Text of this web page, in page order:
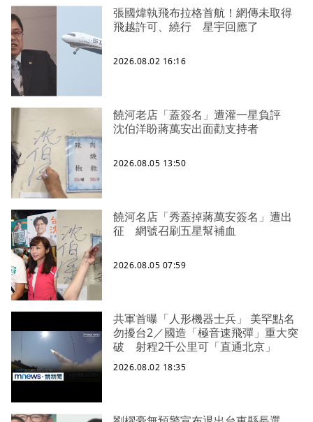
張國煒執飛布拉格首航！網傳未取得
飛越許可、繞行 星宇回應了
2026.08.02 16:16
饒河老店「蓋簽名」遭灌一星負評
沈伯洋盼蔣萬安出面勸支持者
2026.08.05 13:50
饒河名店「秀蓋掉蔣萬安簽名」遭出
征 網號召刷五星幫補血
2026.08.05 07:59
共軍首曝「人形機器士兵」 美罕點名
勿擾台2／國造「極音速飛彈」重大突
破 射程2千公里可「直通北京」
2026.08.02 18:35